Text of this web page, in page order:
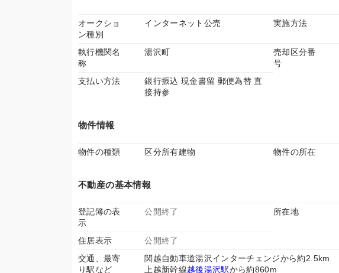
オークショ
ン種別
インターネット公売 実施方法
執行機関名
称
湯沢町
売却区分番
号
支払い方法
銀行振込 現金書留 郵便為替 直
接持参
物件情報
物件の種類 区分所有建物 物件の所在
不動産の基本情報
登記簿の表
示
公開終了 所在地
住居表示
公開終了
交通、最寄
り駅など
関越自動車道湯沢インターチェンジから約2.5km
上越新幹線越後湯沢駅から約860m